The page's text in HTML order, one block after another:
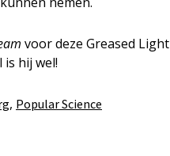
voor deze Greased
is hij wel!
, Popular Science